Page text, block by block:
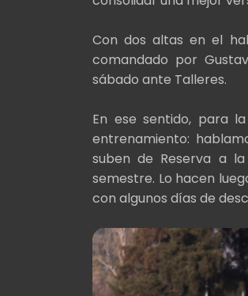
Con dos altas en el
comandado por
sábado ante Talleres.
En ese sentido, para
entrenamiento:
suben de Reserva a
semestre. Lo hacen
con algunos días de